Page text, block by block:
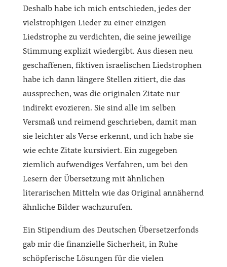
Deshalb habe ich mich entschieden, jedes der
vielstrophigen Lieder zu einer einzigen
Liedstrophe zu verdichten, die seine jeweilige
Stimmung explizit wiedergibt. Aus diesen neu
geschaffenen, fiktiven israelischen Liedstrophen
habe ich dann längere Stellen zitiert, die das
aussprechen, was die originalen Zitate nur
indirekt evozieren. Sie sind alle im selben
Versmaß und reimend geschrieben, damit man
sie leichter als Verse erkennt, und ich habe sie
wie echte Zitate kursiviert. Ein zugegeben
ziemlich aufwendiges Verfahren, um bei den
Lesern der Übersetzung mit ähnlichen
literarischen Mitteln wie das Original annähernd
ähnliche Bilder wachzurufen.
Ein Stipendium des Deutschen Übersetzerfonds
gab mir die finanzielle Sicherheit, in Ruhe
schöpferische Lösungen für die vielen